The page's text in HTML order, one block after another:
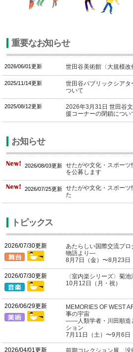
重要なお知らせ
2026/06/01更新 世田谷美術館〈大規模改
2025/11/14更新
世田谷パブリックシア
ついて
2025/08/12更新
2026年3月31日 世田谷
援コーナーの閉鎖につい
お知らせ
2026/08/03更新
せたがや文化・スポー
を公募します
2026/07/25更新
せたがや文化・スポー
た
トピックス
2026/07/30更新
あたらしい国際交流プ
物語より―
8月7日（金）〜8月23
2026/07/30更新
〈室内楽シリーズ〉菊
10月12日（月・祝）
2026/06/29更新
MEMORIES OF WEST
事の宇宙
――人類学者・川田順造
ション
7月11日（土）〜9月6
2026/04/01更新